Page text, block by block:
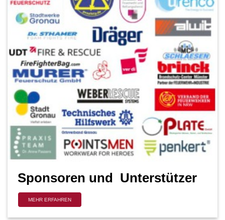
Sponsoren und Unterstützer
MEHR ERFAHREN